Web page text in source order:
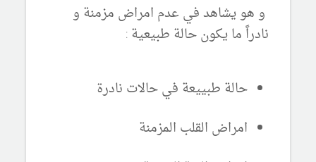
و هو يشاهد في عدم امراض مزمنة و
نادراً ما يكون حالة طبيعية :
حالة طبييعة في حالات نادرة
امراض القلب المزمنة